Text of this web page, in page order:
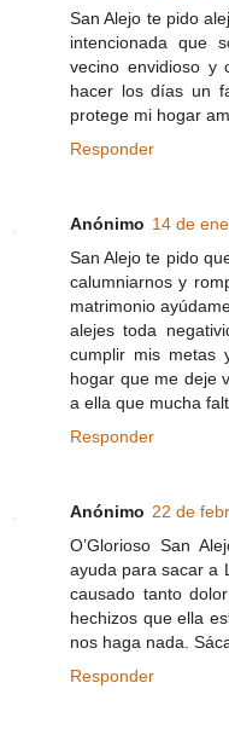
San Alejo te pido
intencionada que
vecino envidioso y
hacer los días un
protege mi hogar
Responder
Anónimo 14 de
San Alejo te pido
calumniarnos y
matrimonio
alejes toda
cumplir mis metas
hogar que me deje
a ella que mucha
Responder
Anónimo 22 de
O’Glorioso San
ayuda para sacar a
causado tanto
hechizos que ella
nos haga nada.
Responder